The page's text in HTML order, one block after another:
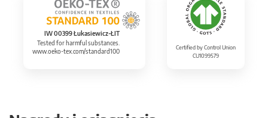
IW 00399 Łukasiewicz-ŁIT
Tested for harmful substances.
www.oeko-tex.com/standard100
Certified by Control Union
CU1099579